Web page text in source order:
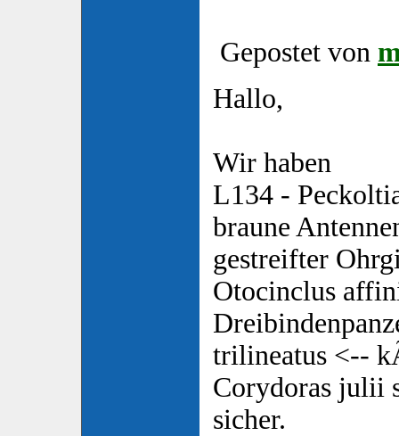
Gepostet von
Hallo,
Wir haben
L134 -
braune
gestreifter
Otocinclus
trilineatus <--
Corydoras julii
sicher.